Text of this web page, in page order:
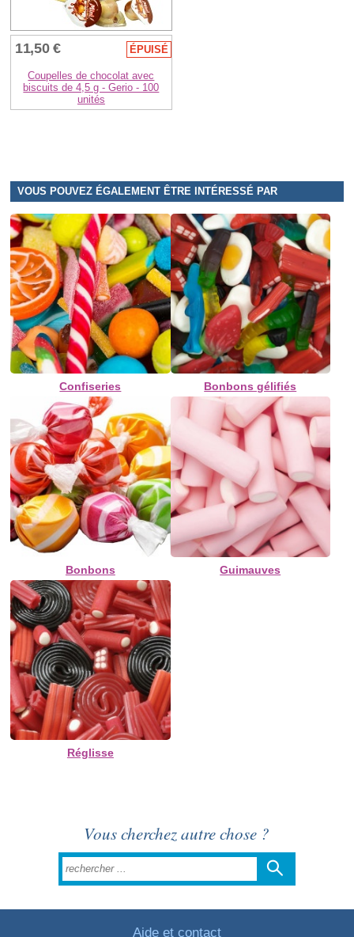
11,50 € ÉPUISÉ
Coupelles de chocolat avec
biscuits de 4,5 g - Gerio - 100
unités
VOUS POUVEZ ÉGALEMENT ÊTRE INTÉRESSÉ PAR
Confiseries Bonbons gélifiés
Bonbons Guimauves
Réglisse
Vous cherchez autre chose ?
Aide et contact